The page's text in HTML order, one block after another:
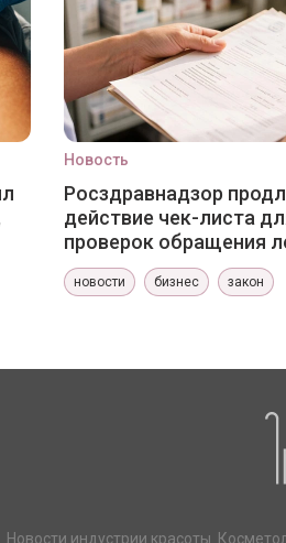
Новость
Росздравнадзор
действие чек-листа
проверок обращения
новости бизнес закон
Новости индустрии красоты.